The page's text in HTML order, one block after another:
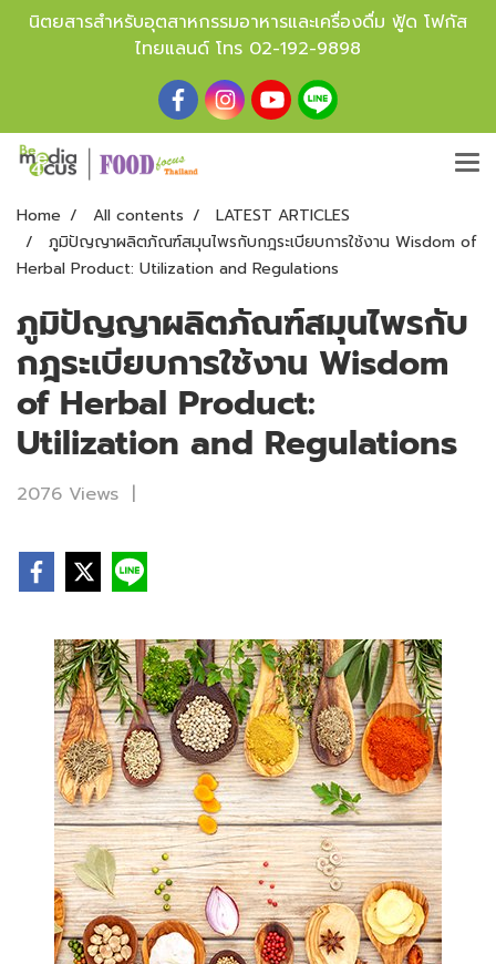
นิตยสารสำหรับอุตสาหกรรมอาหารและเครื่องดื่ม ฟู้ด โฟกัส
ไทยแลนด์ โทร 02-192-9898
Home All contents
LATEST ARTICLES
ภูมิปัญญาผลิตภัณฑ์สมุนไพรกับกฎระเบียบการใช้งาน Wisdom of
Herbal Product: Utilization and Regulations
ภูมิปัญญาผลิตภัณฑ์สมุนไพรกับ
กฎระเบียบการใช้งาน Wisdom
of Herbal Product:
Utilization and Regulations
2076 Views |